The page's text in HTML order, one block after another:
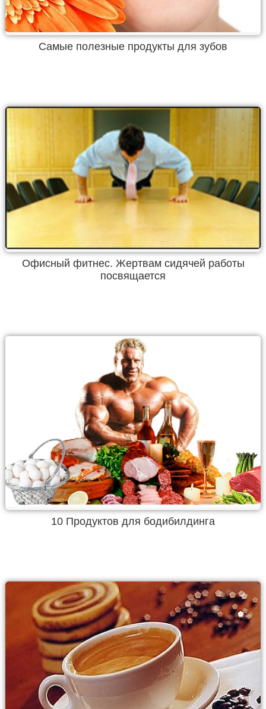
Самые полезные продукты для зубов
Офисный фитнес. Жертвам сидячей работы
посвящается
10 Продуктов для бодибилдинга